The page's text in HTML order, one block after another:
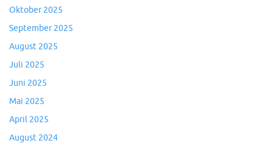
Oktober 2025
September 2025
August 2025
Juli 2025
Juni 2025
Mai 2025
April 2025
August 2024